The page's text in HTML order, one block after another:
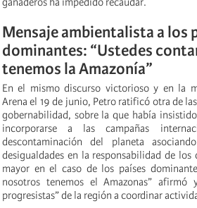
Mensaje ambientalista a los
dominantes: “Ustedes
tenemos la Amazonía”
En el mismo discurso victorioso y en la
Arena el 19 de junio, Petro ratificó otra de
gobernabilidad, sobre la que había
incorporarse a las campañas
descontaminación del planeta
desigualdades en la responsabilidad de los
mayor en el caso de los países
nosotros tenemos el Amazonas”
progresistas” de la región a coordinar